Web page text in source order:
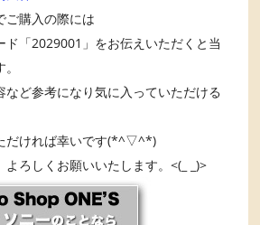
ご購入の際には
ド「2029001」をお伝えいただくと当
など参考になり気に入っていただける
だければ幸いです(*^▽^*)
ろしくお願いいたします。<(_ _)>